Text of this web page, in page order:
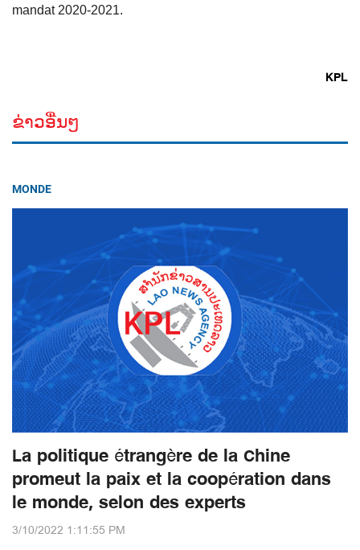
mandat 2020-2021.
KPL
ຂ່າວອື່ນໆ
MONDE
La politique étrangère de la Chine
promeut la paix et la coopération dans
le monde, selon des experts
3/10/2022 1:11:55 PM